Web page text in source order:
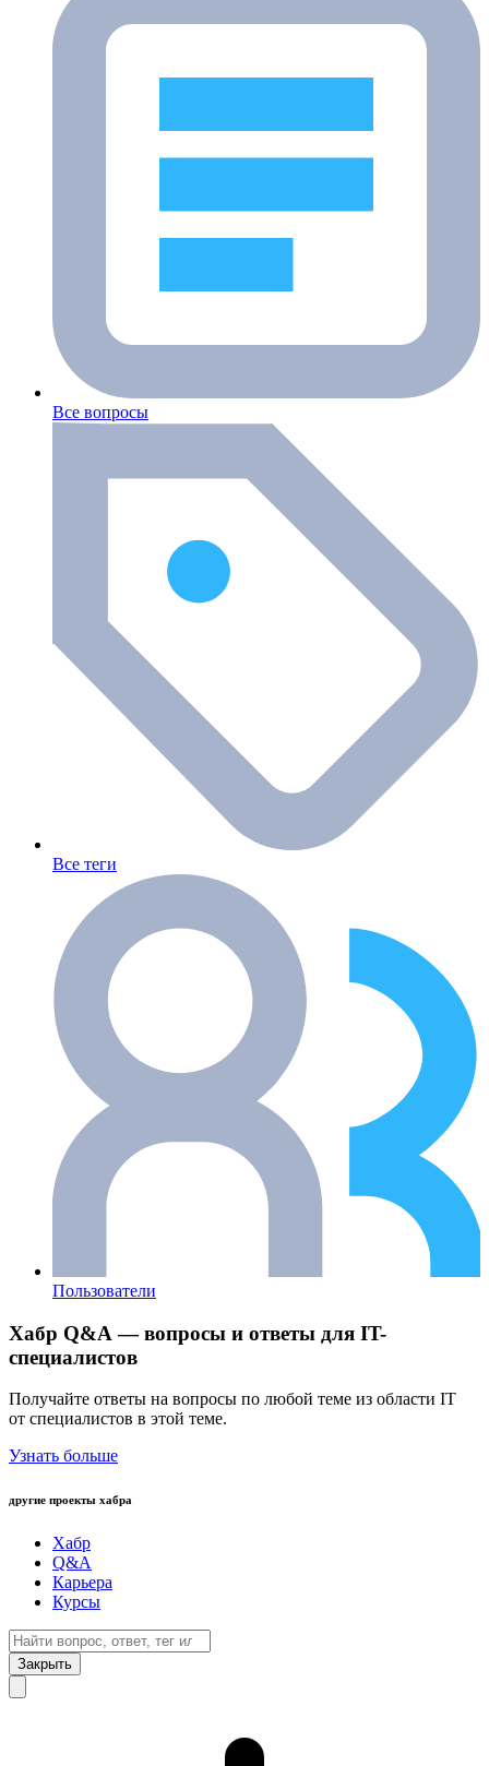
Все вопросы
Все теги
Пользователи
Хабр Q&A — вопросы и ответы для IT-
специалистов
Получайте ответы на вопросы по любой теме из области IT
от специалистов в этой теме.
Узнать больше
другие проекты хабра
Хабр
Q&A
Карьера
Курсы
Закрыть